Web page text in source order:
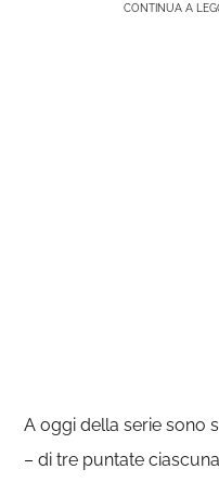
CONTINUA A
A oggi della serie sono
– di tre puntate